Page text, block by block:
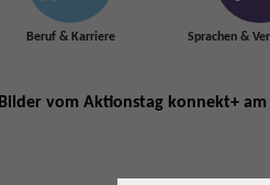
Beruf & Karriere Sprachen &
Bilder vom Aktionstag konnekt+